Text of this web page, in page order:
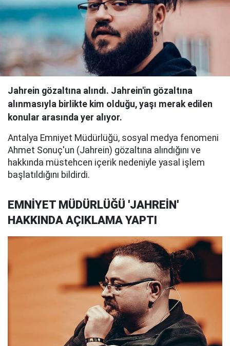
Jahrein gözaltına alındı. Jahrein'in gözaltına
alınmasıyla birlikte kim olduğu, yaşı merak edilen
konular arasında yer alıyor.
Antalya Emniyet Müdürlüğü, sosyal medya fenomeni
Ahmet Sonuç'un (Jahrein) gözaltına alındığını ve
hakkında müstehcen içerik nedeniyle yasal işlem
başlatıldığını bildirdi.
EMNİYET MÜDÜRLÜĞÜ 'JAHREİN'
HAKKINDA AÇIKLAMA YAPTI